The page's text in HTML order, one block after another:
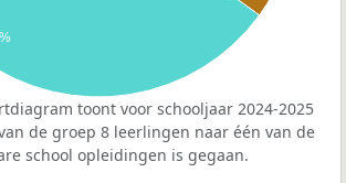
toont voor schooljaar 2024-2025
de groep 8 leerlingen naar één van de
school opleidingen is gegaan.